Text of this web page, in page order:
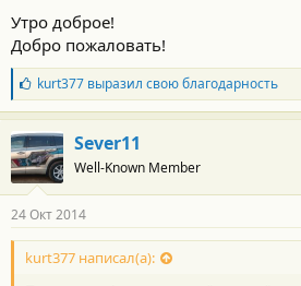
Утро доброе!
Добро пожаловать!
Б
л
а
г
о
д
а
н
о
с
kurt377выразил свою благодарность
Sever11
Well-Known Member
24 Окт 2014
kurt377 написал(а):